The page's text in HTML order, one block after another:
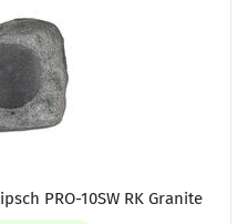
PRO-10SW RK Granite